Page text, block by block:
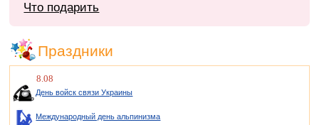
Что подарить
Праздники
8.08
День войск связи Украины
Международный день альпинизма